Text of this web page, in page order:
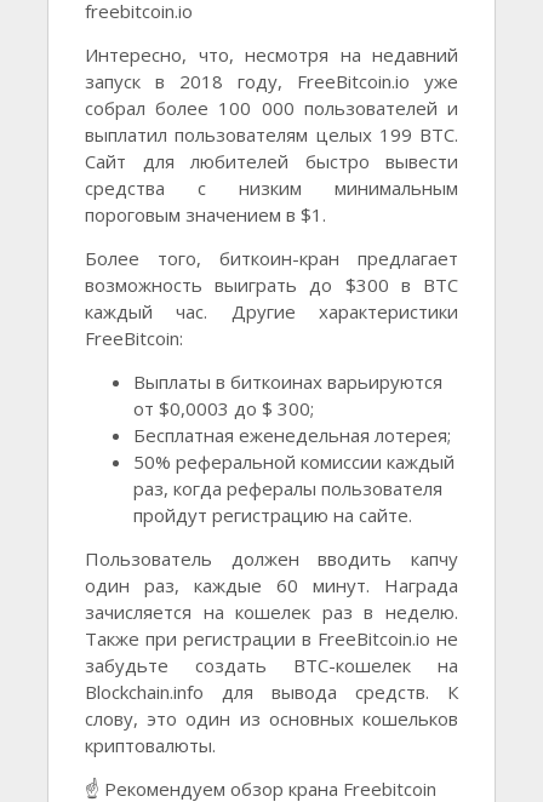
freebitcoin.io
Интересно, что, несмотря на недавний
запуск в 2018 году, FreeBitcoin.io уже
собрал более 100 000 пользователей и
выплатил пользователям целых 199 BTC.
Сайт для любителей быстро вывести
средства с низким минимальным
пороговым значением в $1.
Более того, биткоин-кран предлагает
возможность выиграть до $300 в BTC
каждый час. Другие характеристики
FreeBitcoin:
Выплаты в биткоинах варьируются
от $0,0003 до $ 300;
Бесплатная еженедельная лотерея;
50% реферальной комиссии каждый
раз, когда рефералы пользователя
пройдут регистрацию на сайте.
Пользователь должен вводить капчу
один раз, каждые 60 минут. Награда
зачисляется на кошелек раз в неделю.
Также при регистрации в FreeBitcoin.io не
забудьте создать BTC-кошелек на
Blockchain.info для вывода средств. К
слову, это один из основных кошельков
криптовалюты.
☝️ Рекомендуем обзор крана Freebitcoin